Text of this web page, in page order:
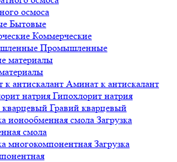
осмоса
Бытовые
Коммерческие
Промышленные
Аминат к антискалант
Гипохлорит натрия
Гравий кварцевый
Загрузка
смола
Загрузка